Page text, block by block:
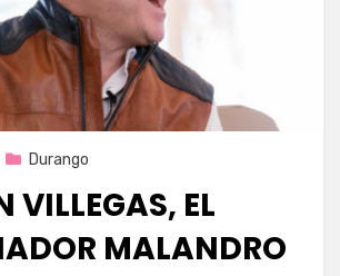
Durango
VILLEGAS, EL
MALANDRO